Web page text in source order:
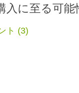
入に至る可
ト (3)